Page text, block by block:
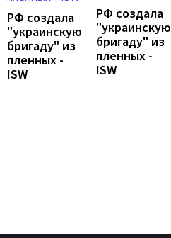
РФ создала
"украинскую
бригаду" из
пленных -
ISW
РФ создала
"украинскую
бригаду" из
пленных -
ISW